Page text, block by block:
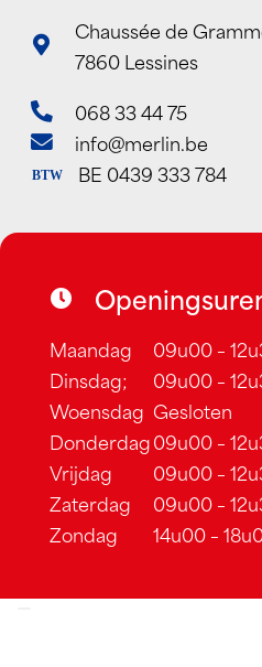
Chaussée de
7860 Lessines
068 33 44 75
info@merlin.be
BTW BE 0439 333 784
Maandag
09u00 –
Dinsdag;
09u00 –
Woensdag Gesloten
Donderdag09u00 –
Vrijdag
09u00 –
Zaterdag
09u00 –
Zondag
14u00 –